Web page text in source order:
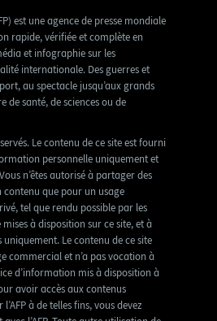
est une agence de presse mondiale
rapide, vérifiée et complète en
et infographie sur les
internationale. Des guerres et
au spectacle jusqu’aux grands
de santé, de sciences ou de
Le contenu de ce site est fourni
personnelle uniquement et
n’êtes autorisé à partager des
contenu que pour un usage
tel que rendu possible par les
à disposition sur ce site, et à
Le contenu de ce site
commercial et n’a pas vocation à
d’information mis à disposition à
avoir accès aux contenus
à de telles fins, vous devez